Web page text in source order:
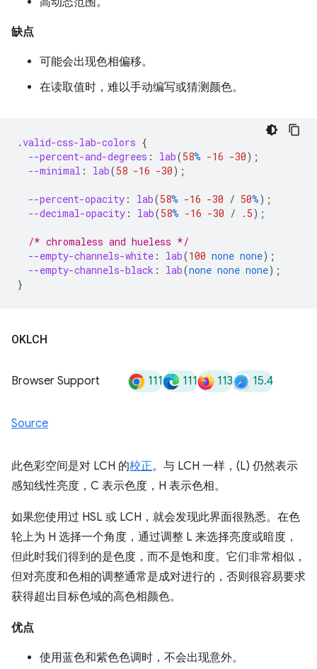
缺点
可能会出现色相偏移。
在读取值时，难以手动编写或猜测颜色。
.valid-css-lab-colors {
--percent-and-degrees : lab(58% -16 -30);
--minimal : lab(58 -16 -30);
--percent-opacity : lab(58% -16 -30 / 50%);
--decimal-opacity : lab(58% -16 -30 / .5);
/* chromaless and hueless */
--empty-channels-white : lab(100 none none);
--empty-channels-black : lab(none none none);
}
OKLCH
Browser Support 111 111 113 15.4
Source
此色彩空间是对 LCH 的校正。与 LCH 一样，(L) 仍然表示
感知线性亮度，C 表示色度，H 表示色相。
如果您使用过 HSL 或 LCH，就会发现此界面很熟悉。在色
轮上为 H 选择一个角度，通过调整 L 来选择亮度或暗度，
但此时我们得到的是色度，而不是饱和度。它们非常相似，
但对亮度和色相的调整通常是成对进行的，否则很容易要求
获得超出目标色域的高色相颜色。
优点
使用蓝色和紫色色调时，不会出现意外。